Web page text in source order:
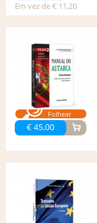
Em vez de € 11,20
Folhear
€ 45,00